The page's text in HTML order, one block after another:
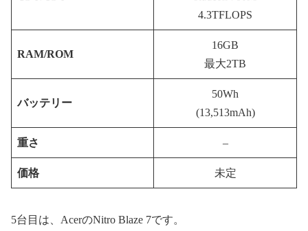
4.3TFLOPS
RAM/ROM
16GB
最大2TB
バッテリー
50Wh
(13,513mAh)
重さ –
価格 未定
5台目は、AcerのNitro Blaze 7です。